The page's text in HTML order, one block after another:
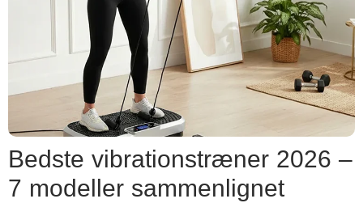
Bedste vibrationstræner 2026 –
7 modeller sammenlignet